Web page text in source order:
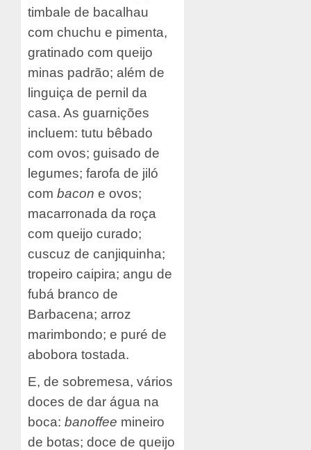
timbale de bacalhau
com chuchu e pimenta,
gratinado com queijo
minas padrão; além de
linguiça de pernil da
casa. As guarnições
incluem: tutu bêbado
com ovos; guisado de
legumes; farofa de jiló
com bacon e ovos;
macarronada da roça
com queijo curado;
cuscuz de canjiquinha;
tropeiro caipira; angu de
fubá branco de
Barbacena; arroz
marimbondo; e puré de
abobora tostada.
E, de sobremesa, vários
doces de dar água na
boca: banoffee mineiro
de botas; doce de queijo